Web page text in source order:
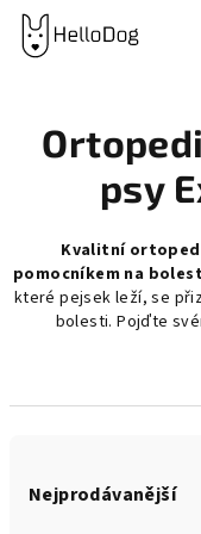
Přejít
obsah
psy
Kvalitní
pomocníkem na
které pejsek leží, se
bolesti. Pojďte
Nejprodávanější